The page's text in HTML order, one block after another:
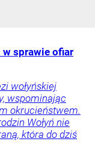
w sprawie ofiar
wołyńskiej
wspominając
okrucieństwem.
Wołyń nie
która do dziś